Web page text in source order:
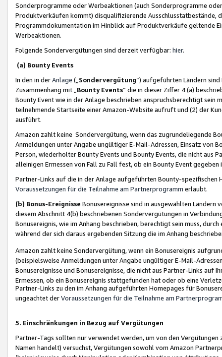
Sonderprogramme oder Werbeaktionen (auch Sonderprogramme
Produktverkäufen kommt) disqualifizierende Ausschlusstatbestände,
Programmdokumentation im Hinblick auf Produktverkäufe geltende
Werbeaktionen.
Folgende Sondervergütungen sind derzeit verfügbar: hier.
(a) Bounty Events
In den in derAnlage („ Sondervergütung“) aufgeführten Ländern
Zusammenhang mit „ Bounty Events“ die in dieser Ziffer 4 (a)
Bounty Event wie in der Anlage beschrieben anspruchsberechtigt sein
teilnehmende Startseite einer Amazon-Website aufruft und (2) der
ausführt.
Amazon zahlt keine Sondervergütung, wenn das zugrundeliegende
Anmeldungen unter Angabe ungültiger E-Mail-Adressen, Einsatz von
Person, wiederholter Bounty Events und Bounty Events, die nicht
alleinigen Ermessen von Fall zu Fall fest, ob ein Bounty Event
Partner-Links auf die in der Anlage aufgeführten Bounty-spezifischen
Voraussetzungen für die Teilnahme am Partnerprogramm erlaubt.
(b) Bonus-Ereignisse Bonusereignisse sind in ausgewählten Ländern
diesem Abschnitt 4(b) beschriebenen Sondervergütungen in
Bonusereignis, wie im Anhang beschrieben, berechtigt sein muss,
während der sich daraus ergebenden Sitzung die im Anhang
Amazon zahlt keine Sondervergütung, wenn ein Bonusereignis
(beispielsweise Anmeldungen unter Angabe ungültiger E-Mail-
Bonusereignisse und Bonusereignisse, die nicht aus Partner-Links auf
Ermessen, ob ein Bonusereignis stattgefunden hat oder ob eine
Partner-Links zu den im Anhang aufgeführten Homepages für
ungeachtet derVoraussetzungen für die Teilnahme am
5. Einschränkungen in Bezug auf Vergütungen
Partner-Tags sollten nur verwendet werden, um von den
Namen handelt) versuchst, Vergütungen sowohl vom Amazon